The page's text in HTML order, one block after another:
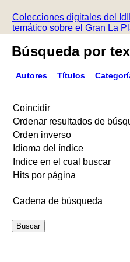
Colecciones digitales del
temático sobre el Gran La
Búsqueda por
Autores Títulos
Coincidir
Ordenar resultados de
Orden inverso
Idioma del índice
Indice en el cual buscar
Hits por página
Cadena de búsqueda